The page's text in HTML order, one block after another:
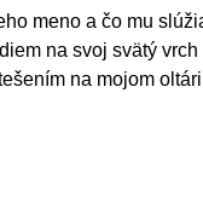
meno a čo mu
na svoj svätý
na mojom